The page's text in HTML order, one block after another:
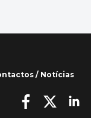
/ Notícias